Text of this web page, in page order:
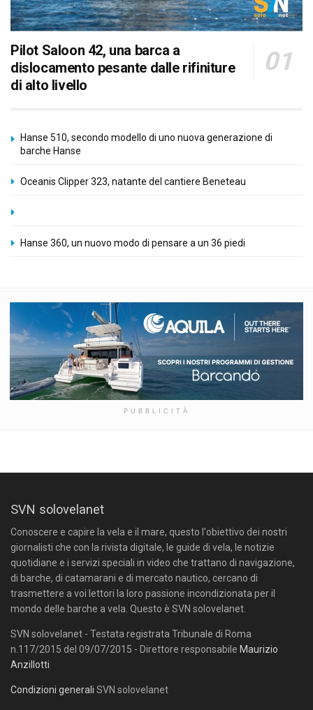
Pilot Saloon 42, una barca a
dislocamento pesante dalle rifiniture
di alto livello
Hanse 510, secondo modello di uno nuova generazione di
barche Hanse
Oceanis Clipper 323, natante del cantiere Beneteau
Hanse 360, un nuovo modo di pensare a un 36 piedi
PUBBLICITÀ
SVN solovelanet
Conoscere e capire la vela e il mare, questo l'obiettivo dei nostri
giornalisti che con la rivista digitale, le guide di vela, le notizie
quotidiane e i servizi speciali in video che trattano di navigazione,
di barche, di catamarani e di mercato nautico, cercano di
trasmettere a voi lettori la loro passione incondizionata per il
mondo delle barche a vela. Questo è SVN solovelanet.
SVN solovelanet - Testata registrata Tribunale di Roma
n.117/2015 del 09/07/2015 - Direttore responsabile Maurizio
Anzillotti
Condizioni generali SVN solovelanet